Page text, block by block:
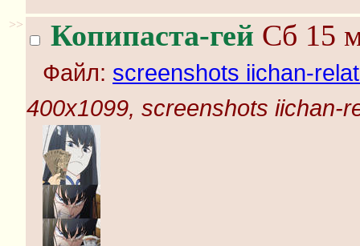
>> Копипаста-гей Сб 15
Файл: screenshots iichan-
400x1099, screenshots iichan-